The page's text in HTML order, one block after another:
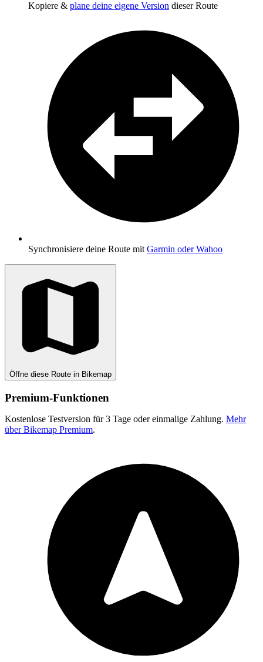
Kopiere & plane deine eigene Version dieser Route
Synchronisiere deine Route mit Garmin oder Wahoo
Öffne diese Route in Bikemap
Premium-Funktionen
Kostenlose Testversion für 3 Tage oder einmalige Zahlung. Mehr
über Bikemap Premium.